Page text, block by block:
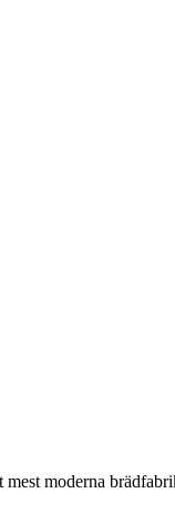
moderna